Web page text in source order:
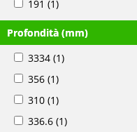
191 (1)
Profondità (mm)
3334 (1)
356 (1)
310 (1)
336.6 (1)